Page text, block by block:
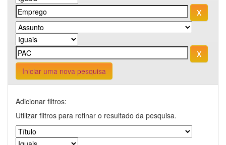
Iniciar uma nova pesquisa
Adicionar filtros:
Utilizar filtros para refinar o resultado da pesquisa.